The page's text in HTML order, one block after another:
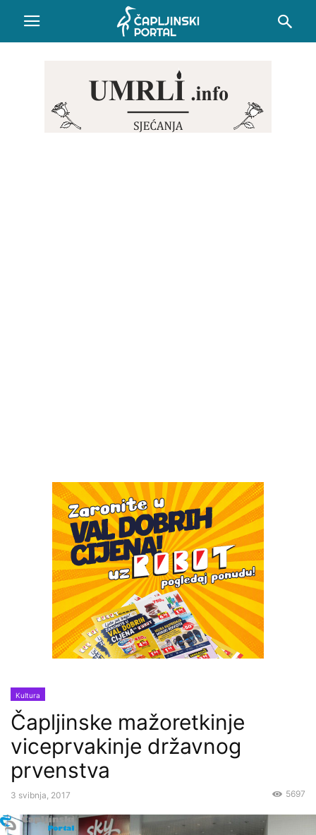
Kultura
Čapljinske mažoretkinje
viceprvakinje državnog
prvenstva
3 svibnja, 2017 5697